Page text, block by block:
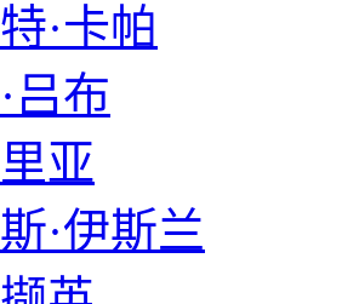
·卡帕
吕布
亚
·伊斯兰